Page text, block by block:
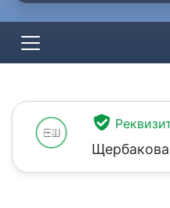
Щербакова